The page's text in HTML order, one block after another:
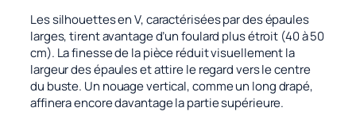
Les silhouettes en V, caractérisées par des épaules
larges, tirent avantage d’un foulard plus étroit (40 à 50
cm). La finesse de la pièce réduit visuellement la
largeur des épaules et attire le regard vers le centre
du buste. Un nouage vertical, comme un long drapé,
affinera encore davantage la partie supérieure.